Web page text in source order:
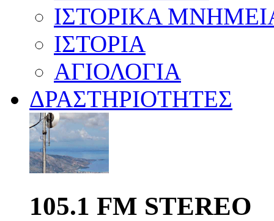
ΙΣΤΟΡΙΚΑ
ΙΣΤΟΡΙΑ
ΑΓΙΟΛΟΓΙΑ
ΔΡΑΣΤΗΡΙΟΤΗΤΕΣ
105.1 FM STEREO